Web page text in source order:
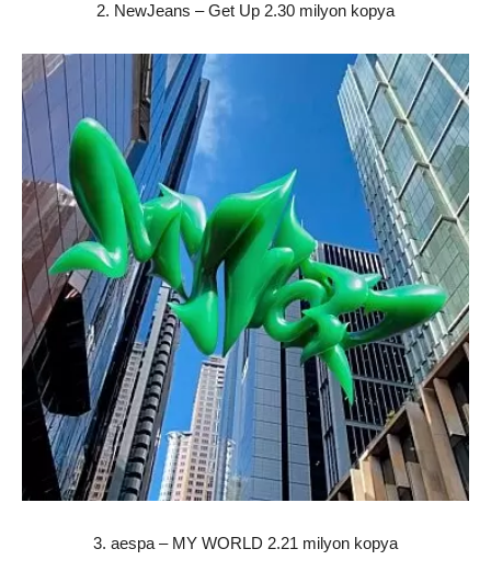
2. NewJeans – Get Up 2.30 milyon kopya
3. aespa – MY WORLD 2.21 milyon kopya